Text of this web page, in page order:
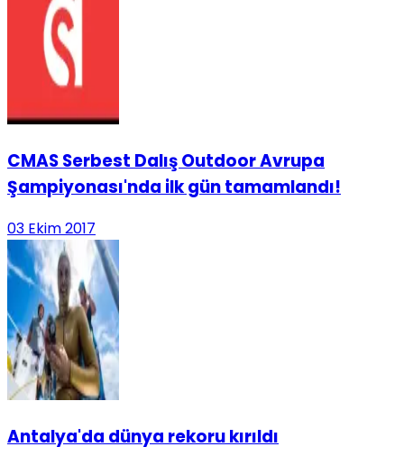
CMAS Serbest Dalış Outdoor Avrupa
Şampiyonası'nda ilk gün tamamlandı!
03 Ekim 2017
Antalya'da dünya rekoru kırıldı